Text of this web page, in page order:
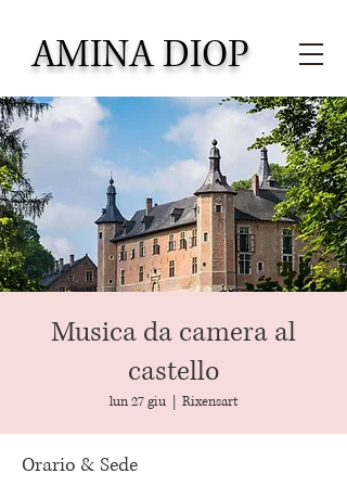
AMINA DIOP
Musica da camera al
castello
lun 27 giu
  |
Rixensart
Orario & Sede